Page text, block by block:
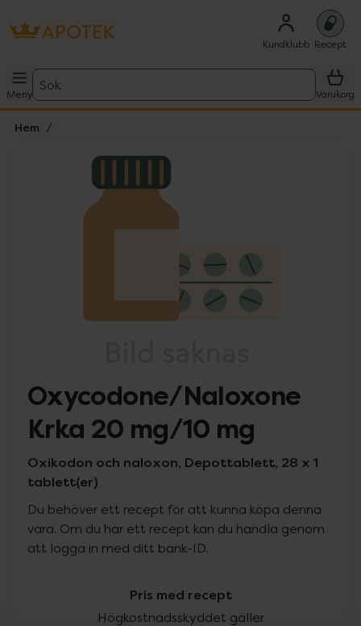
Kundklubb Recept
Meny
Sök
Varukorg
Hem
Lista: . Innehåller 1 objekt.
Oxycodone/Naloxone
Krka 20 mg/10 mg
Oxikodon och naloxon, Depottablett, 28 x 1
tablett(er)
Du behöver ett recept för att kunna köpa denna
vara. Om du har ett recept kan du handla genom
att logga in med ditt bank-ID.
Pris med recept
Högkostnadsskyddet gäller